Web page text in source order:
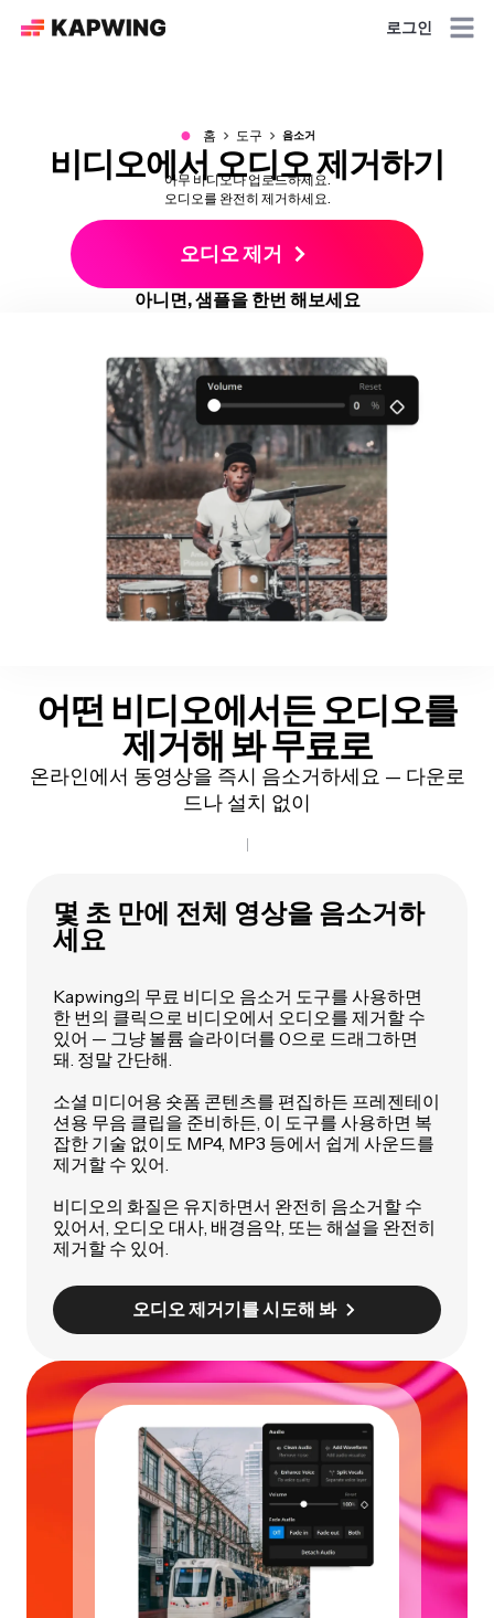
로그인
● 홈 도구 음소거
비디오에서 오디오 제거하기
아무 비디오나 업로드하세요.
오디오를 완전히 제거하세요.
오디오 제거
아니면, 샘플을 한번 해보세요
어떤 비디오에서든 오디오를
제거해 봐무료로
온라인에서 동영상을 즉시 음소거하세요 — 다운로
드나 설치 없이
몇 초 만에 전체 영상을 음소거하
세요
Kapwing의 무료 비디오 음소거 도구를 사용하면
한 번의 클릭으로 비디오에서 오디오를 제거할 수
있어 — 그냥 볼륨 슬라이더를 0으로 드래그하면
돼. 정말 간단해.
소셜 미디어용 숏폼 콘텐츠를 편집하든 프레젠테이
션용 무음 클립을 준비하든, 이 도구를 사용하면 복
잡한 기술 없이도 MP4, MP3 등에서 쉽게 사운드를
제거할 수 있어.
비디오의 화질은 유지하면서 완전히 음소거할 수
있어서, 오디오 대사, 배경음악, 또는 해설을 완전히
제거할 수 있어.
오디오 제거기를 시도해 봐